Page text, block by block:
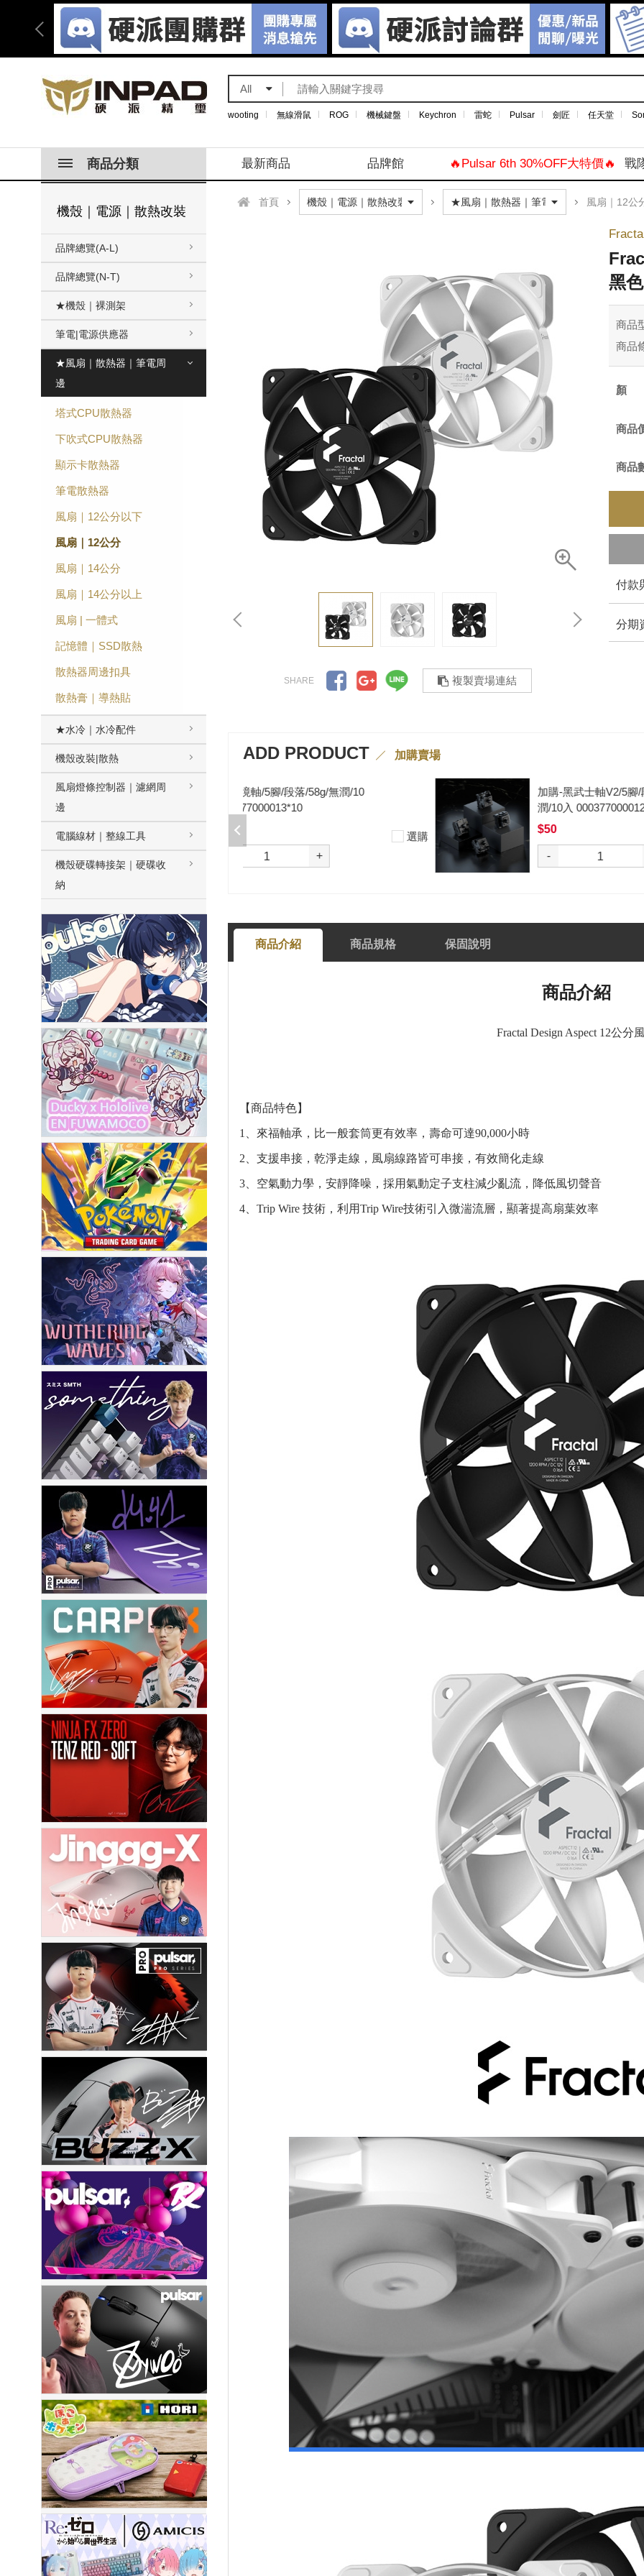
All
wooting 無線滑鼠 ROG 機械鍵盤 Keychron 雷蛇 Pulsar 劍匠 任天堂
商品分類 最新商品 品牌館 🔥Pulsar 6th 30%OFF大特價🔥 戰
機殼｜電源｜散熱改裝
品牌總覽(A-L)
品牌總覽(N-T)
★機殼｜裸測架
筆電|電源供應器
★風扇｜散熱器｜筆電周
邊
塔式CPU散熱器
下吹式CPU散熱器
顯示卡散熱器
筆電散熱器
風扇｜12公分以下
風扇｜12公分
風扇｜14公分
風扇｜14公分以上
風扇 | 一體式
記憶體｜SSD散熱
散熱器周邊扣具
散熱膏｜導熱貼
★水冷｜水冷配件
機殼改裝|散熱
風扇燈條控制器｜濾網周
邊
電腦線材｜整線工具
機殼硬碟轉接架｜硬碟收
納
首頁 風扇｜12公
複製賣場連結
黑
商品
商品
商品
商品
付款
分期
ADD PRODUCT 加購賣場
加購-夢境軸/5腳/段落/58g/無潤/10
入 000377000013*10
$50
加購-黑武士軸V2/5腳/段落/62g/無
潤/10入 000377000012*10
$50
商品介紹 商品規格 保固說明
商品介紹
Fractal Design Aspect 12公分
【商品特色】
1、來福軸承，比一般套筒更有效率，壽命可達90,000小時
2、支援串接，乾淨走線，風扇線路皆可串接，有效簡化走線
3、空氣動力學，安靜降噪，採用氣動定子支柱減少亂流，降低風切聲音
4、Trip Wire 技術，利用Trip Wire技術引入微湍流層，顯著提高扇葉效率